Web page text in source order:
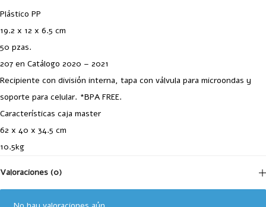
Plástico PP
19.2 x 12 x 6.5 cm
50 pzas.
207 en Catálogo 2020 – 2021
Recipiente con división interna, tapa con válvula para microondas y
soporte para celular. *BPA FREE.
Características caja master
62 x 40 x 34.5 cm
10.5kg
Valoraciones (0)